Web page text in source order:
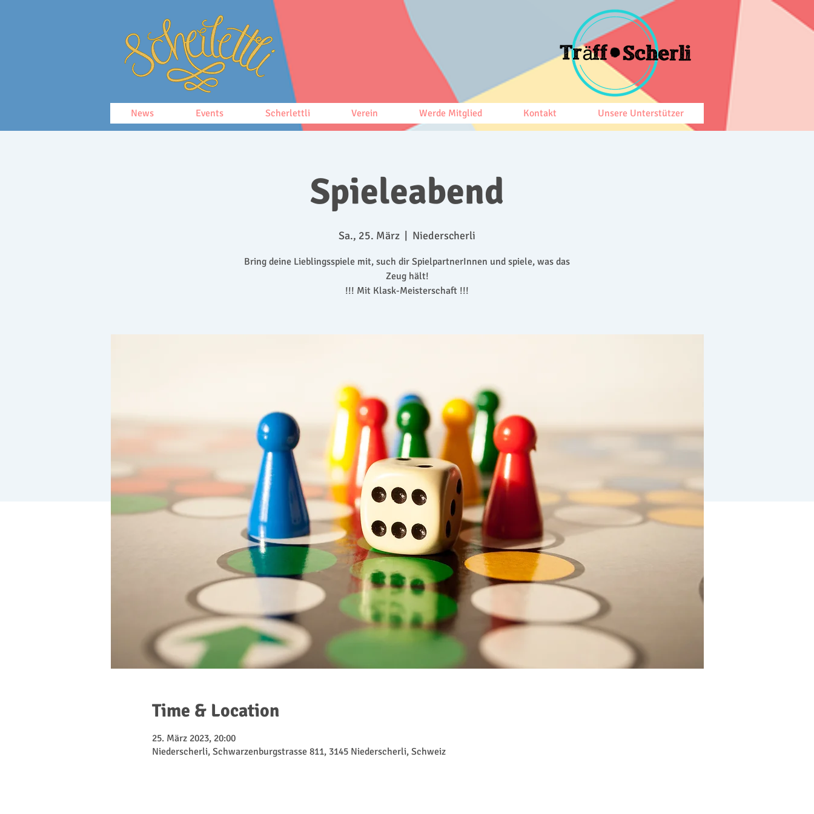
News Events Scherlettli Verein Werde Mitglied Kontakt Unsere Unterstützer
Spieleabend
Sa., 25. März Niederscherli
Bring deine Lieblingsspiele mit, such dir SpielpartnerInnen und spiele, was das
Zeug hält!
!!! Mit Klask-Meisterschaft !!!
Time & Location
25. März 2023, 20:00
Niederscherli, Schwarzenburgstrasse 811, 3145 Niederscherli, Schweiz